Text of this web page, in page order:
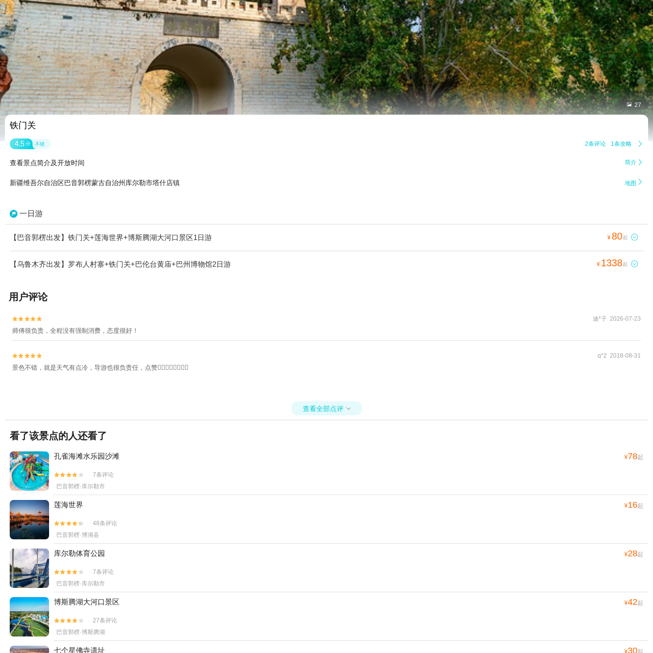
 27
铁门关
4.5 分 不错 2条评论 1条攻略 
查看景点简介及开放时间 简介 
新疆维吾尔自治区巴音郭楞蒙古自治州库尔勒市塔什店镇 地图 
一日游
【巴音郭楞出发】铁门关+莲海世界+博斯腾湖大河口景区1日游 ¥ 80起 
【乌鲁木齐出发】罗布人村寨+铁门关+巴伦台黄庙+巴州博物馆2日游 ¥ 1338起 
用户评论

 迪*子 2026-07-23
师傅很负责，全程没有强制消费，态度很好！

 q*2 2018-08-31
景色不错，就是天气有点冷，导游也很负责任，点赞👍🏻👍🏻👍🏻👍🏻
查看全部点评 
看了该景点的人还看了
孔雀海滩水乐园沙滩 ¥78起


7条评论
巴音郭楞·库尔勒市
莲海世界 ¥16起


48条评论
巴音郭楞·博湖县
库尔勒体育公园 ¥28起


7条评论
巴音郭楞·库尔勒市
博斯腾湖大河口景区 ¥42起


27条评论
巴音郭楞·博斯腾湖
七个星佛寺遗址 ¥30起